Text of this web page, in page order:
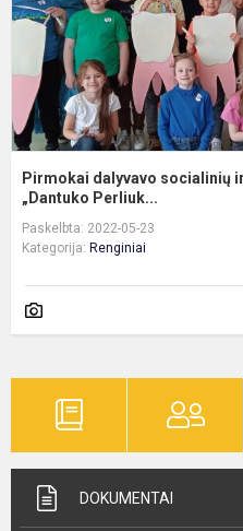
Pirmokai dalyvavo socialinių
„Dantuko Perliuk...
Paskelbta: 2022-05-23
Kategorija: Renginiai
DOKUMENTAI